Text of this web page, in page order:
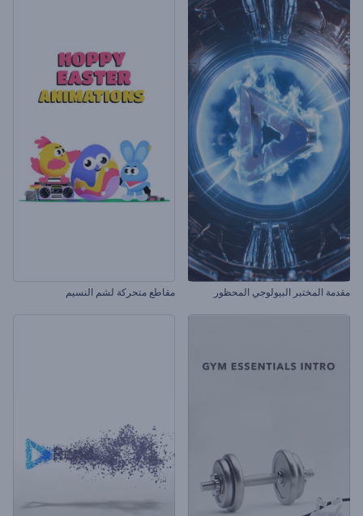
مقدمة المختبر البيولوجي المحظور مقاطع متحركة لشم النسيم